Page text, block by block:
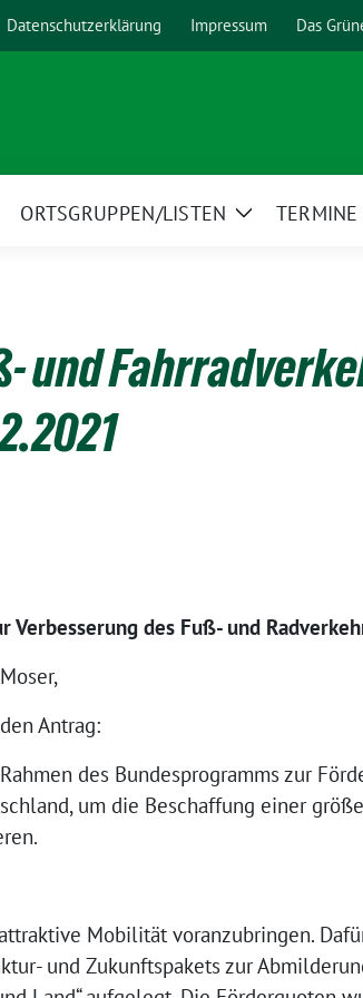
Datenschutzerklärung Impressum Das
ORTSGRUPPEN/LISTEN
ZeigeTERMINE
und
des Fuß- und
Antrag:
des Bundesprogramms zur
um die Beschaffung einer
Mobilität voranzubringen.
und Zukunftspakets zur